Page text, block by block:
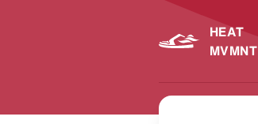
HEAT
MVMNT